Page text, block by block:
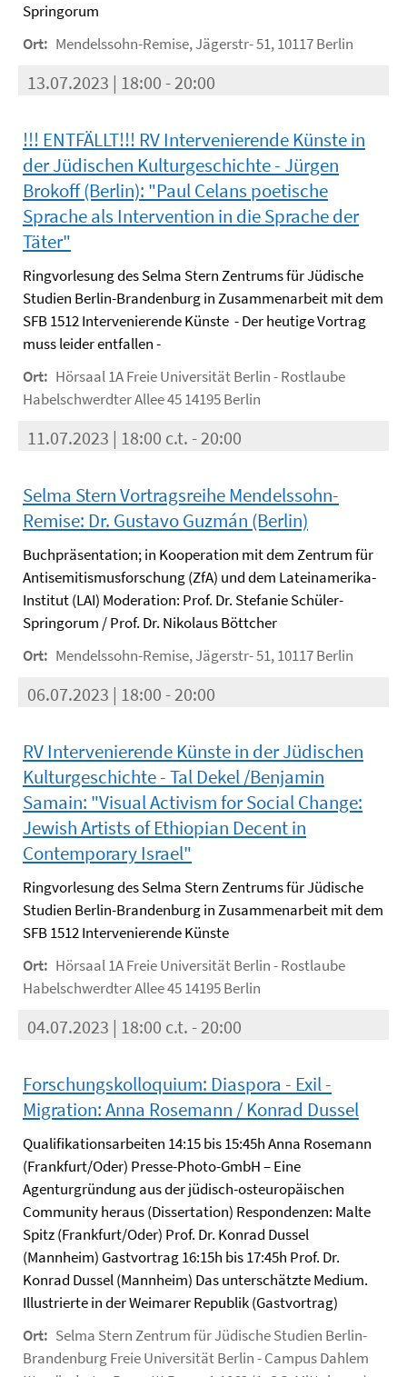
Springorum
Ort: Mendelssohn-Remise, Jägerstr- 51, 10117 Berlin
13.07.2023 | 18:00 - 20:00
!!! ENTFÄLLT!!! RV Intervenierende Künste in
der Jüdischen Kulturgeschichte - Jürgen
Brokoff (Berlin): "Paul Celans poetische
Sprache als Intervention in die Sprache der
Täter"
Ringvorlesung des Selma Stern Zentrums für Jüdische
Studien Berlin-Brandenburg in Zusammenarbeit mit dem
SFB 1512 Intervenierende Künste - Der heutige Vortrag
muss leider entfallen -
Ort: Hörsaal 1A Freie Universität Berlin - Rostlaube
Habelschwerdter Allee 45 14195 Berlin
11.07.2023 | 18:00 c.t. - 20:00
Selma Stern Vortragsreihe Mendelssohn-
Remise: Dr. Gustavo Guzmán (Berlin)
Buchpräsentation; in Kooperation mit dem Zentrum für
Antisemitismusforschung (ZfA) und dem Lateinamerika-
Institut (LAI) Moderation: Prof. Dr. Stefanie Schüler-
Springorum / Prof. Dr. Nikolaus Böttcher
Ort: Mendelssohn-Remise, Jägerstr- 51, 10117 Berlin
06.07.2023 | 18:00 - 20:00
RV Intervenierende Künste in der Jüdischen
Kulturgeschichte - Tal Dekel /Benjamin
Samain: "Visual Activism for Social Change:
Jewish Artists of Ethiopian Decent in
Contemporary Israel"
Ringvorlesung des Selma Stern Zentrums für Jüdische
Studien Berlin-Brandenburg in Zusammenarbeit mit dem
SFB 1512 Intervenierende Künste
Ort: Hörsaal 1A Freie Universität Berlin - Rostlaube
Habelschwerdter Allee 45 14195 Berlin
04.07.2023 | 18:00 c.t. - 20:00
Forschungskolloquium: Diaspora - Exil -
Migration: Anna Rosemann / Konrad Dussel
Qualifikationsarbeiten 14:15 bis 15:45h Anna Rosemann
(Frankfurt/Oder) Presse-Photo-GmbH – Eine
Agenturgründung aus der jüdisch-osteuropäischen
Community heraus (Dissertation) Respondenzen: Malte
Spitz (Frankfurt/Oder) Prof. Dr. Konrad Dussel
(Mannheim) Gastvortrag 16:15h bis 17:45h Prof. Dr.
Konrad Dussel (Mannheim) Das unterschätzte Medium.
Illustrierte in der Weimarer Republik (Gastvortrag)
Ort: Selma Stern Zentrum für Jüdische Studien Berlin-
Brandenburg Freie Universität Berlin - Campus Dahlem